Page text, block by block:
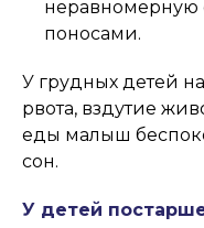
неравномерную
поносами.
У грудных детей
рвота, вздутие
еды малыш
сон.
У детей